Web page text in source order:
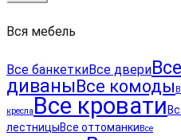
Вся мебель
Все банкеткиВсе двериВсе
диваны Все комоды
кресла Все кровати
лестницыВсе оттоманки Все